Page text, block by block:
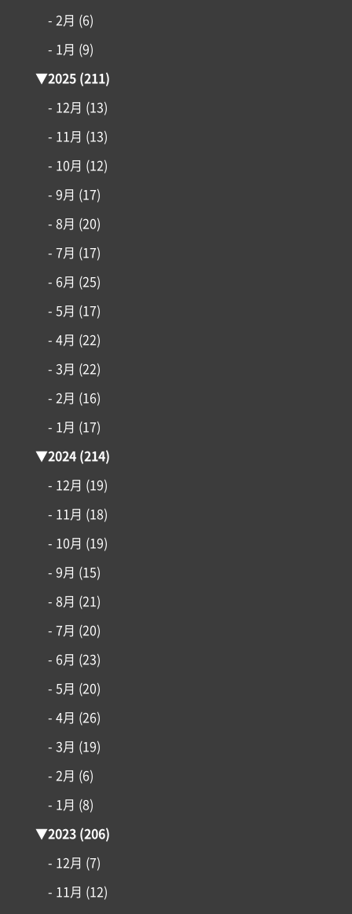
コンセプト
施工事例
はじめての家づくり
アイフルホームについて
土地情報
インフォメーション
- 2月 (6)
- 1月 (9)
▼2025(211)
- 12月 (13)
- 11月 (13)
- 10月 (12)
- 9月 (17)
- 8月 (20)
- 7月 (17)
- 6月 (25)
- 5月 (17)
- 4月 (22)
- 3月 (22)
- 2月 (16)
- 1月 (17)
▼2024(214)
- 12月 (19)
- 11月 (18)
- 10月 (19)
- 9月 (15)
- 8月 (21)
- 7月 (20)
- 6月 (23)
- 5月 (20)
- 4月 (26)
- 3月 (19)
- 2月 (6)
- 1月 (8)
▼2023(206)
- 12月 (7)
- 11月 (12)